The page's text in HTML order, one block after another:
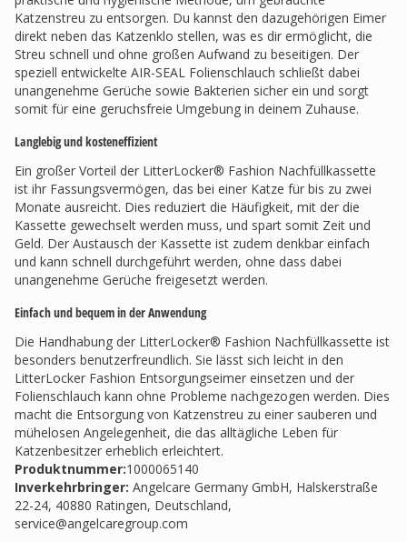
Katzenstreu zu entsorgen. Du kannst den dazugehörigen Eimer
direkt neben das Katzenklo stellen, was es dir ermöglicht, die
Streu schnell und ohne großen Aufwand zu beseitigen. Der
speziell entwickelte AIR-SEAL Folienschlauch schließt dabei
unangenehme Gerüche sowie Bakterien sicher ein und sorgt
somit für eine geruchsfreie Umgebung in deinem Zuhause.
Langlebig und kosteneffizient
Ein großer Vorteil der LitterLocker® Fashion Nachfüllkassette
ist ihr Fassungsvermögen, das bei einer Katze für bis zu zwei
Monate ausreicht. Dies reduziert die Häufigkeit, mit der die
Kassette gewechselt werden muss, und spart somit Zeit und
Geld. Der Austausch der Kassette ist zudem denkbar einfach
und kann schnell durchgeführt werden, ohne dass dabei
unangenehme Gerüche freigesetzt werden.
Einfach und bequem in der Anwendung
Die Handhabung der LitterLocker® Fashion Nachfüllkassette ist
besonders benutzerfreundlich. Sie lässt sich leicht in den
LitterLocker Fashion Entsorgungseimer einsetzen und der
Folienschlauch kann ohne Probleme nachgezogen werden. Dies
macht die Entsorgung von Katzenstreu zu einer sauberen und
mühelosen Angelegenheit, die das alltägliche Leben für
Katzenbesitzer erheblich erleichtert.
Produktnummer:1000065140
Inverkehrbringer: Angelcare Germany GmbH, Halskerstraße
22-24, 40880 Ratingen, Deutschland,
service@angelcaregroup.com